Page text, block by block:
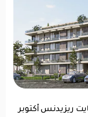
بلازا 6 أكتوبر